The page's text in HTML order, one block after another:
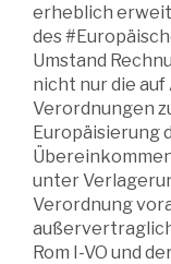
erheblich
des
Umstand
nicht nur die
Verordnungen
Europäisierung
unter
Verordnung
Rom I-VO und